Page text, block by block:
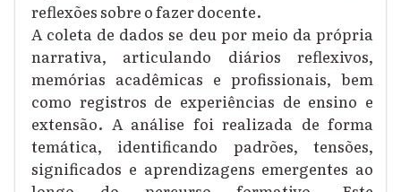
reflexões sobre o fazer docente.
A coleta de dados se deu por meio da própria
narrativa, articulando diários reflexivos,
memórias acadêmicas e profissionais, bem
como registros de experiências de ensino e
extensão. A análise foi realizada de forma
temática, identificando padrões, tensões,
significados e aprendizagens emergentes ao